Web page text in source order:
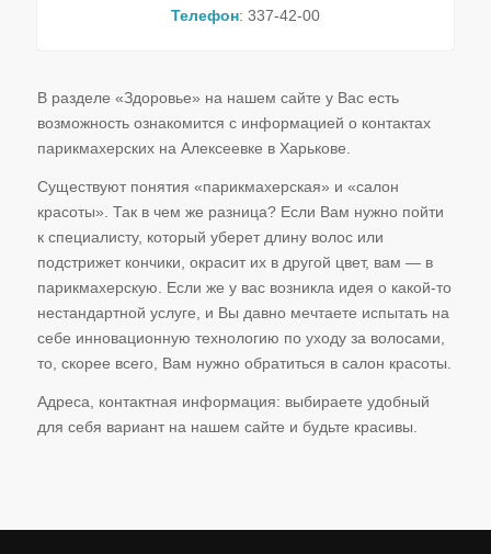
Телефон: 337-42-00
В разделе «Здоровье» на нашем сайте у Вас есть
возможность ознакомится с информацией о контактах
парикмахерских на Алексеевке в Харькове.
Существуют понятия «парикмахерская» и «салон
красоты». Так в чем же разница? Если Вам нужно пойти
к специалисту, который уберет длину волос или
подстрижет кончики, окрасит их в другой цвет, вам — в
парикмахерскую. Если же у вас возникла идея о какой-то
нестандартной услуге, и Вы давно мечтаете испытать на
себе инновационную технологию по уходу за волосами,
то, скорее всего, Вам нужно обратиться в салон красоты.
Адреса, контактная информация: выбираете удобный
для себя вариант на нашем сайте и будьте красивы.